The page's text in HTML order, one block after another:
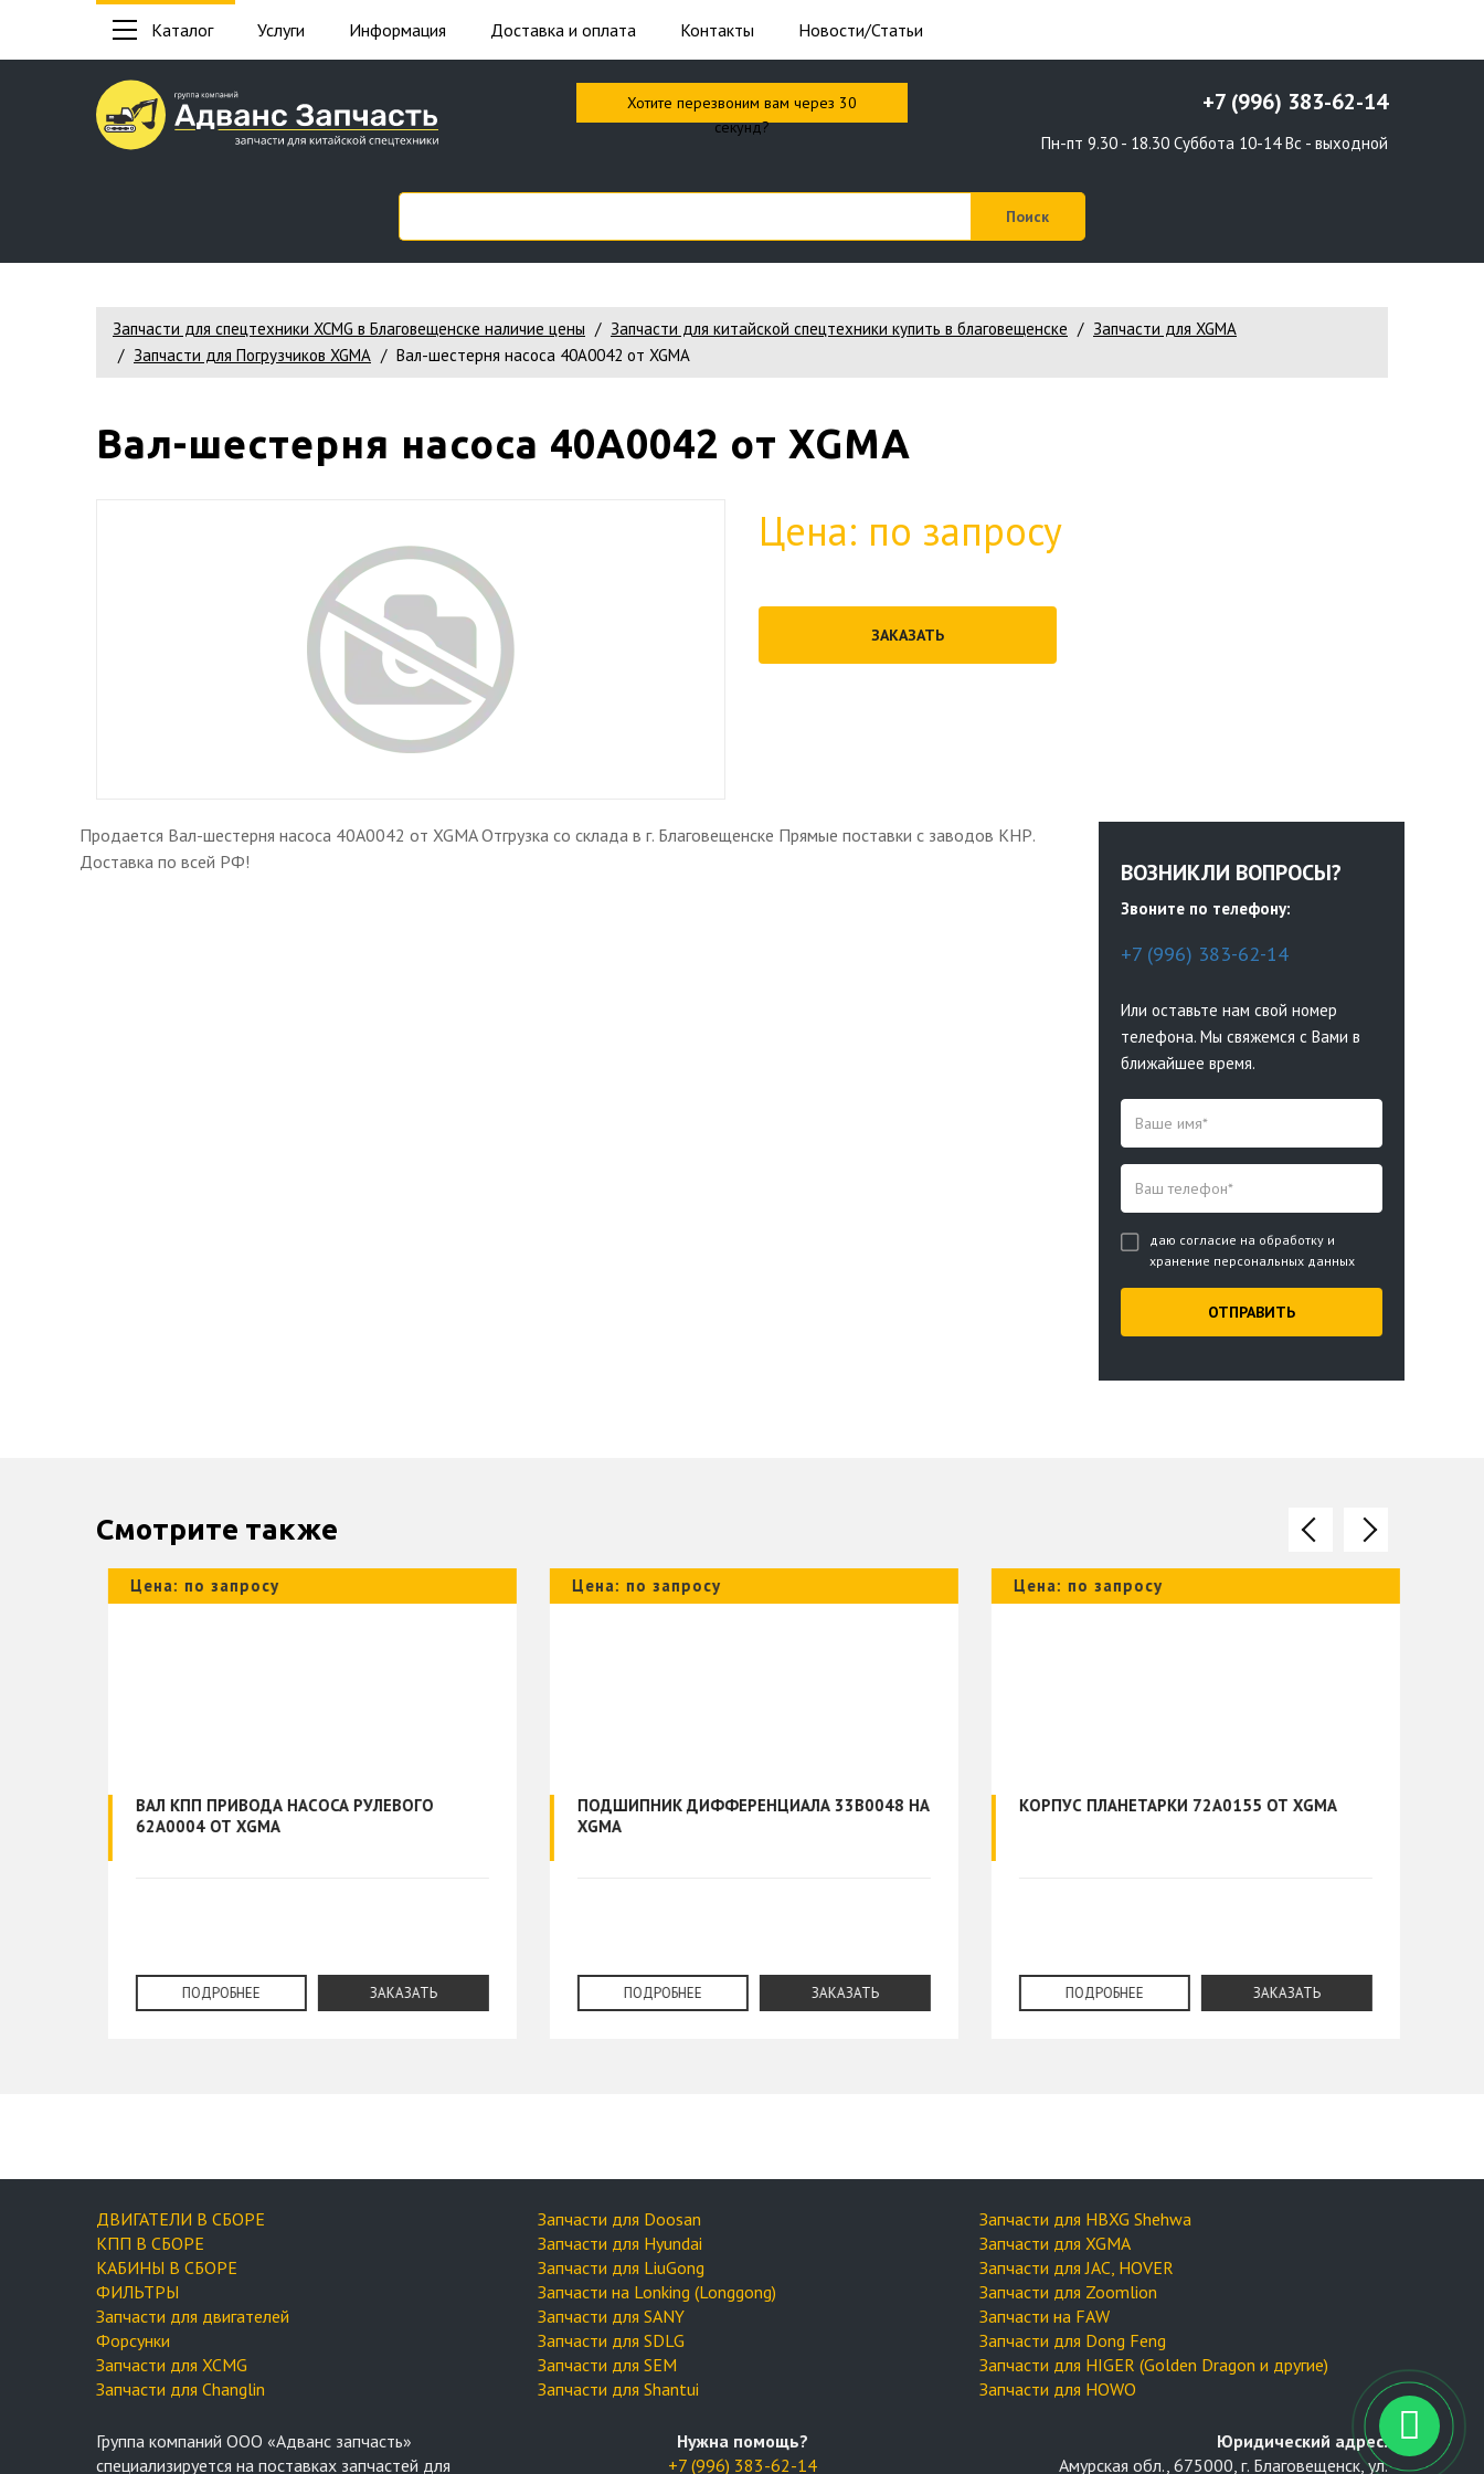
Каталог Услуги Информация Доставка и оплата Контакты Новости/Статьи
Хотите перезвоним вам через 30
секунд?
+7 (996) 383-62-14
Пн-пт 9.30 - 18.30 Суббота 10-14 Вс - выходной
Запчасти для спецтехники XCMG в Благовещенске наличие цены Запчасти для китайской спецтехники купить в благовещенске
Запчасти для XGMA
Запчасти для Погрузчиков XGMA
Вал-шестерня насоса 40A0042 от XGMA
Вал-шестерня насоса 40A0042 от XGMA
Цена: по запросу
ЗАКАЗАТЬ
Продается Вал-шестерня насоса 40A0042 от XGMA Отгрузка со склада в г. Благовещенске Прямые поставки с заводов КНР.
Доставка по всей РФ!
ВОЗНИКЛИ ВОПРОСЫ?
Звоните по телефону:
+7 (996) 383-62-14
Или оставьте нам свой номер
телефона. Мы свяжемся с Вами в
ближайшее время.
даю согласие на обработку и
хранение персональных данных
Смотрите также
Цена: по запросу
ВАЛ КПП ПРИВОДА НАСОСА РУЛЕВОГО
62A0004 ОТ XGMA
ПОДРОБНЕЕ ЗАКАЗАТЬ
Цена: по запросу
ПОДШИПНИК ДИФФЕРЕНЦИАЛА 33B0048 НА
XGMA
ПОДРОБНЕЕ ЗАКАЗАТЬ
Цена: по запросу
КОРПУС ПЛАНЕТАРКИ 72A0155 ОТ XGMA
ПОДРОБНЕЕ ЗАКАЗАТЬ
ДВИГАТЕЛИ В СБОРЕ
КПП В СБОРЕ
КАБИНЫ В СБОРЕ
ФИЛЬТРЫ
Запчасти для двигателей
Форсунки
Запчасти для XCMG
Запчасти для Changlin
Запчасти для Doosan
Запчасти для Hyundai
Запчасти для LiuGong
Запчасти на Lonking (Longgong)
Запчасти для SANY
Запчасти для SDLG
Запчасти для SEM
Запчасти для Shantui
Запчасти для HBXG Shehwa
Запчасти для XGMA
Запчасти для JAC, HOVER
Запчасти для Zoomlion
Запчасти на FAW
Запчасти для Dong Feng
Запчасти для HIGER (Golden Dragon и другие)
Запчасти для HOWO
Группа компаний OOO «Адванс запчасть»
специализируется на поставках запчастей для
Нужна помощь?
+7 (996) 383-62-14
Юридический адрес:
Амурская обл., 675000, г. Благовещенск, ул.